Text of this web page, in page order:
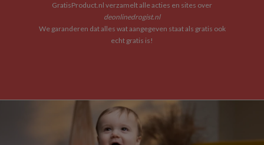
GratisProduct.nl verzamelt alle acties en sites over
deonlinedrogist.nl
We garanderen dat alles wat aangegeven staat als gratis ook
echt gratis is!